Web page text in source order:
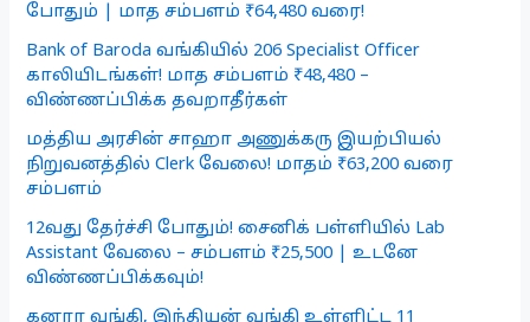
போதும் | மாத சம்பளம் ₹64,480 வரை!
Bank of Baroda வங்கியில் 206 Specialist Officer
காலியிடங்கள்! மாத சம்பளம் ₹48,480 –
விண்ணப்பிக்க தவறாதீர்கள்
மத்திய அரசின் சாஹா அணுக்கரு இயற்பியல்
நிறுவனத்தில் Clerk வேலை! மாதம் ₹63,200 வரை
சம்பளம்
12வது தேர்ச்சி போதும்! சைனிக் பள்ளியில் Lab
Assistant வேலை – சம்பளம் ₹25,500 | உடனே
விண்ணப்பிக்கவும்!
கனரா வங்கி, இந்தியன் வங்கி உள்ளிட்ட 11